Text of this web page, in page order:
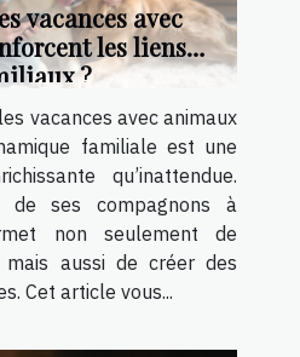
vacances avec
les liens
?
vacances avec animaux
familiale est une
qu’inattendue.
de ses compagnons à
non seulement de
aussi de créer des
Cet article vous...